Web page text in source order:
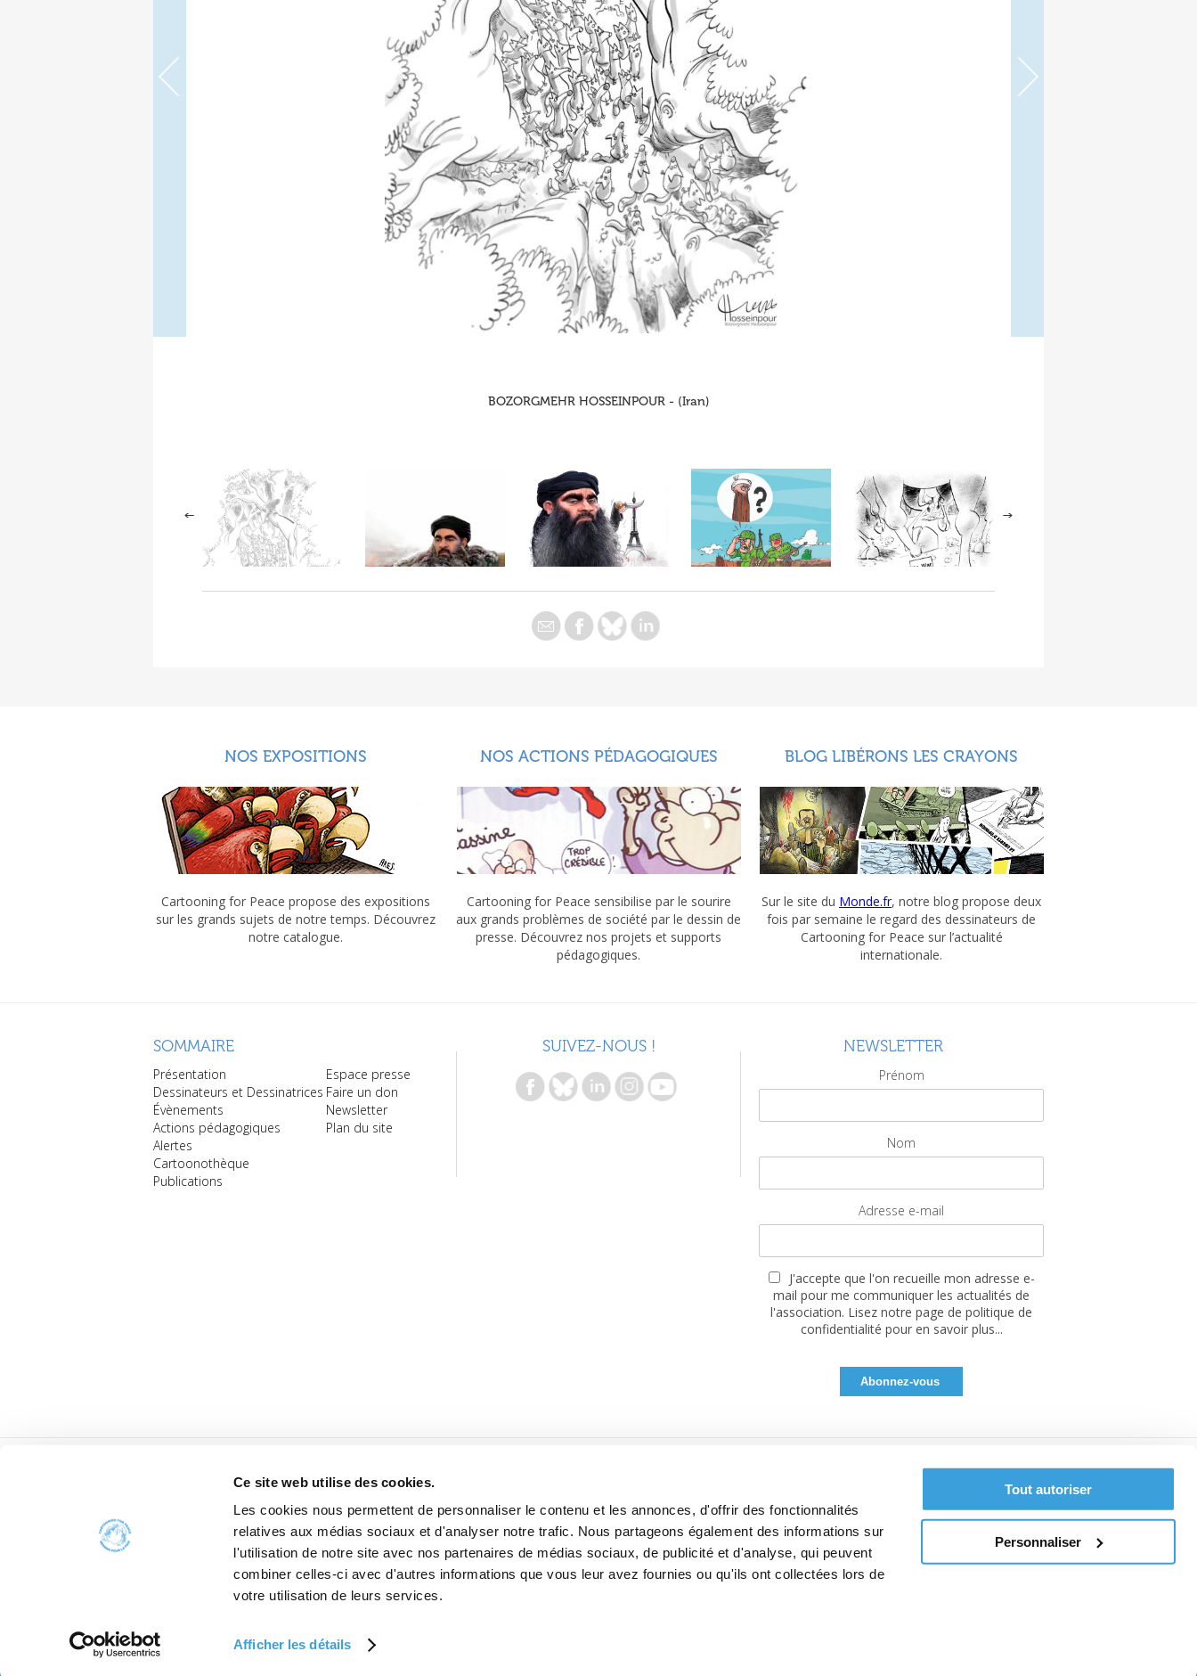
Ce site web utilise des cookies.
Les cookies nous permettent de personnaliser le contenu et les annonces, d'offrir des fonctionnalités
relatives aux médias sociaux et d'analyser notre trafic. Nous partageons également des informations sur
l'utilisation de notre site avec nos partenaires de médias sociaux, de publicité et d'analyse, qui peuvent
combiner celles-ci avec d'autres informations que vous leur avez fournies ou qu'ils ont collectées lors de
votre utilisation de leurs services.
Afficher les détails
Tout autoriser
Personnaliser
BOZORGMEHR HOSSEINPOUR - (Iran)
NOS EXPOSITIONS
Cartooning for Peace propose des expositions
sur les grands sujets de notre temps. Découvrez
notre catalogue.
NOS ACTIONS PÉDAGOGIQUES
Cartooning for Peace sensibilise par le sourire
aux grands problèmes de société par le dessin de
presse. Découvrez nos projets et supports
pédagogiques.
BLOG LIBÉRONS LES CRAYONS
Sur le site du Monde.fr, notre blog propose deux
fois par semaine le regard des dessinateurs de
Cartooning for Peace sur l’actualité
internationale.
SOMMAIRE
Présentation
Dessinateurs et Dessinatrices
Évènements
Actions pédagogiques
Alertes
Cartoonothèque
Publications
Espace presse
Faire un don
Newsletter
Plan du site
SUIVEZ-NOUS ! NEWSLETTER
Prénom
Nom
Adresse e-mail
J'accepte que l'on recueille mon adresse e-
mail pour me communiquer les actualités de
l'association. Lisez notre page de politique de
confidentialité pour en savoir plus...
Site réalisé avec le soutien de la MGEN, Mutuelle Santé Prévoyance
2006 - 2026 Cartooning for Peace -